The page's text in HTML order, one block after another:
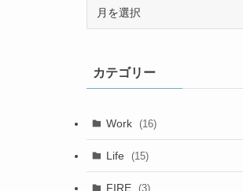
ブカテゴリー
Work (16)
(4)
Life (15)
(15)
FIRE (3)